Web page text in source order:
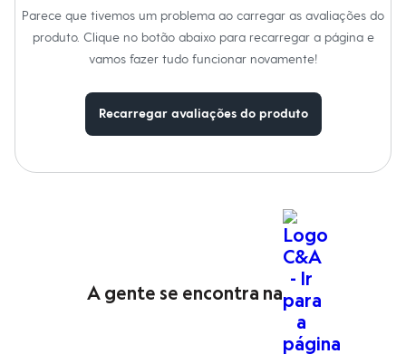
Em alta
Dia dos Pais
Camisetas e Regatas
Casacos e Jaquetas
Secagem em varal.
Passar a temperatura baixa.
Não lavar a seco.
Não limpar a úmido.
Parece que tivemos um problema ao carregar as avaliações do
produto. Clique no botão abaixo para recarregar a página e
vamos fazer tudo funcionar novamente!
Recarregar avaliações do produto
A gente se encontra na